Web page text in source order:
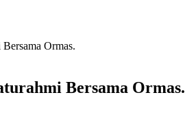
Ormas.
Bersama Ormas.